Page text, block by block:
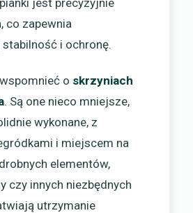
co zapewnia
i ochronę.
o skrzyniach
. Są one nieco mniejsze,
wykonane, z
i miejscem na
elementów,
czy innych niezbędnych
utrzymanie